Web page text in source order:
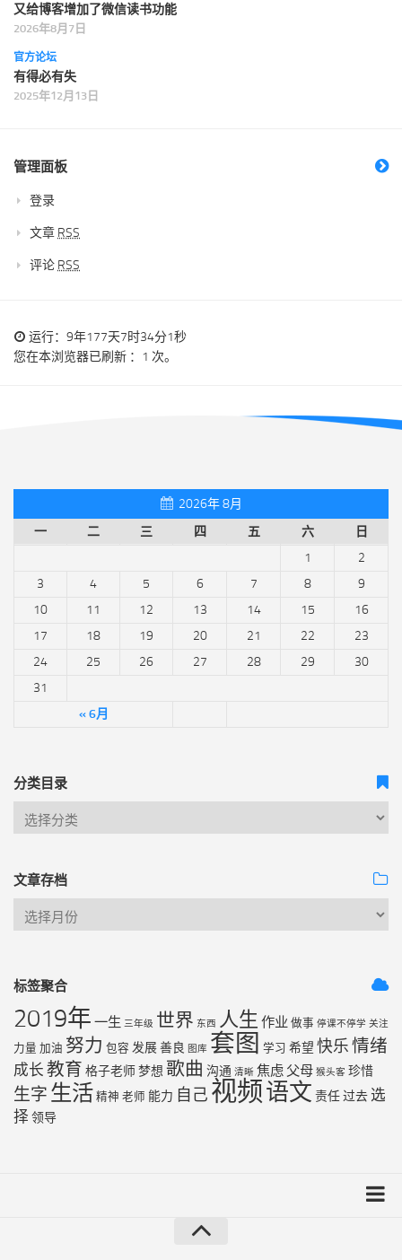
又给博客增加了微信读书功能
2026年8月7日
官方论坛
有得必有失
2025年12月13日
管理面板
登录
文章 RSS
评论 RSS
运行：9年177天7时34分1秒
您在本浏览器已刷新 ：1 次。
2026年 8月
一
二 三 四 五 六 日
« 6月
1
2
3
4 5 6 7 8
9
10
11 12 13 14 15
16
17
18 19 20 21 22
23
24
25 26 27 28 29
30
31
分类目录
文章存档
标签聚合
2019年 一生 三年级 世界 东西 人生 作业 做事 停课不停学 关注
力量 加油 努力 包容 发展善良 图库 套图 学习 希望 快乐情绪
成长 教育 格子老师梦想 歌曲 沟通 清晰 焦虑 父母 猴头客 珍惜
生字 生活 精神 老师 能力 自己 视频语文 责任过去 选
择 领导